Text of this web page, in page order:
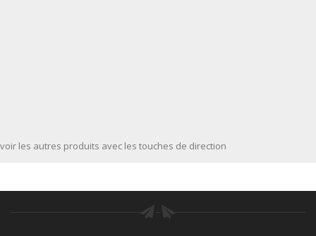
voir les autres produits avec les touches de direction